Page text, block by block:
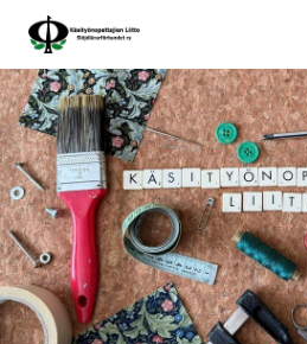
Siirry
sivun
sisältöön
Käsityönopettajien Liitto